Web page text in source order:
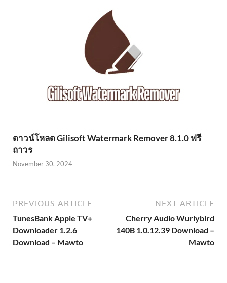
ดาวน์โหลด Gilisoft Watermark Remover 8.1.0 ฟรี
ถาวร
November 30, 2024
PREVIOUS ARTICLE
TunesBank Apple TV+
Downloader 1.2.6
Download – Mawto
NEXT ARTICLE
Cherry Audio Wurlybird
140B 1.0.12.39 Download –
Mawto